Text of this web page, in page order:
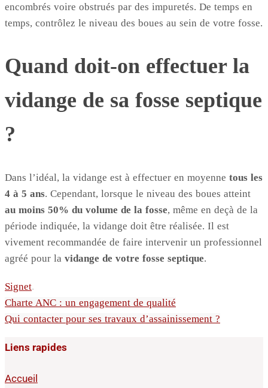
encombrés voire obstrués par des impuretés. De temps en
temps, contrôlez le niveau des boues au sein de votre fosse.
Quand doit-on effectuer la
vidange de sa fosse septique
?
Dans l’idéal, la vidange est à effectuer en moyenne tous les
4 à 5 ans. Cependant, lorsque le niveau des boues atteint
au moins 50% du volume de la fosse, même en deçà de la
période indiquée, la vidange doit être réalisée. Il est
vivement recommandée de faire intervenir un professionnel
agréé pour la vidange de votre fosse septique.
Signet.
Charte ANC : un engagement de qualité
Qui contacter pour ses travaux d’assainissement ?
Liens rapides
Accueil